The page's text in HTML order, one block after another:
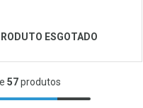
Ver Desconto Convênio
ESGOTADO
57produtos